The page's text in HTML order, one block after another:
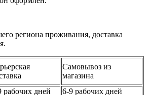
региона проживания, доставка
Самовывоз из
магазина
рабочих дней
6-9 рабочих дней